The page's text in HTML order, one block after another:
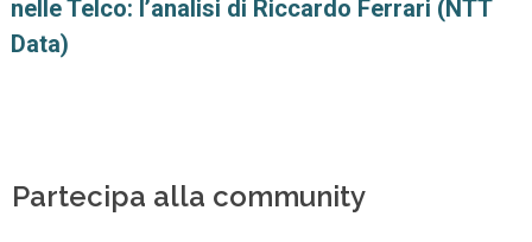
nelle Telco: l’analisi di Riccardo Ferrari (NTT
Data)
Partecipa alla community